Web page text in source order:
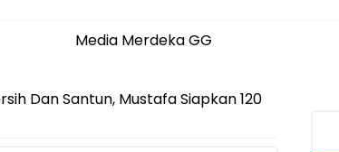
Kebakaran KM Mutiara Sentosa II
Korban Kebakaran KM Mutiara Sentosa II
Korban KM Mutiara Sentosa II di RS PHC
Dan Santun, Mustafa Siapkan 120